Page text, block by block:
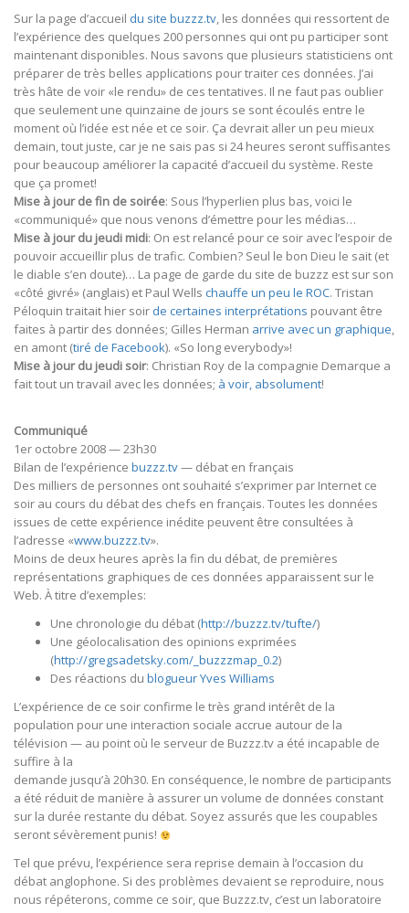
Sur la page d’accueil du site buzzz.tv, les données qui ressortent de
l’expérience des quelques 200 personnes qui ont pu participer sont
maintenant disponibles. Nous savons que plusieurs statisticiens ont
préparer de très belles applications pour traiter ces données. J’ai
très hâte de voir «le rendu» de ces tentatives. Il ne faut pas oublier
que seulement une quinzaine de jours se sont écoulés entre le
moment où l’idée est née et ce soir. Ça devrait aller un peu mieux
demain, tout juste, car je ne sais pas si 24 heures seront suffisantes
pour beaucoup améliorer la capacité d’accueil du système. Reste
que ça promet!
Mise à jour de fin de soirée: Sous l’hyperlien plus bas, voici le
«communiqué» que nous venons d’émettre pour les médias…
Mise à jour du jeudi midi: On est relancé pour ce soir avec l’espoir de
pouvoir accueillir plus de trafic. Combien? Seul le bon Dieu le sait (et
le diable s’en doute)… La page de garde du site de buzzz est sur son
«côté givré» (anglais) et Paul Wells chauffe un peu le ROC. Tristan
Péloquin traitait hier soir de certaines interprétations pouvant être
faites à partir des données; Gilles Herman arrive avec un graphique,
en amont (tiré de Facebook). «So long everybody»!
Mise à jour du jeudi soir: Christian Roy de la compagnie Demarque a
fait tout un travail avec les données; à voir, absolument!
Communiqué
1er octobre 2008 — 23h30
Bilan de l’expérience buzzz.tv— débat en français
Des milliers de personnes ont souhaité s’exprimer par Internet ce
soir au cours du débat des chefs en français. Toutes les données
issues de cette expérience inédite peuvent être consultées à
l’adresse «www.buzzz.tv».
Moins de deux heures après la fin du débat, de premières
représentations graphiques de ces données apparaissent sur le
Web. À titre d’exemples:
Une chronologie du débat (http://buzzz.tv/tufte/)
Une géolocalisation des opinions exprimées
(http://gregsadetsky.com/_buzzzmap_0.2)
Des réactions du blogueur Yves Williams
L’expérience de ce soir confirme le très grand intérêt de la
population pour une interaction sociale accrue autour de la
télévision — au point où le serveur de Buzzz.tv a été incapable de
suffire à la
demande jusqu’à 20h30. En conséquence, le nombre de participants
a été réduit de manière à assurer un volume de données constant
sur la durée restante du débat. Soyez assurés que les coupables
seront sévèrement punis!
Tel que prévu, l’expérience sera reprise demain à l’occasion du
débat anglophone. Si des problèmes devaient se reproduire, nous
nous répéterons, comme ce soir, que Buzzz.tv, c’est un laboratoire